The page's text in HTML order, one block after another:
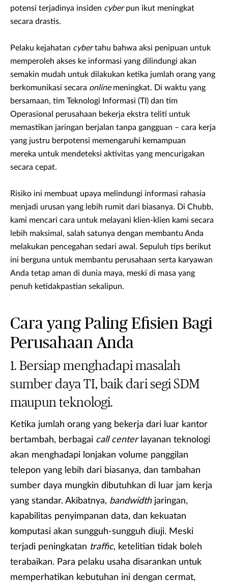
potensi terjadinya insiden cyberpun ikut meningkat
secara drastis.
Pelaku kejahatan cybertahu bahwa aksi penipuan untuk
memperoleh akses ke informasi yang dilindungi akan
semakin mudah untuk dilakukan ketika jumlah orang yang
berkomunikasi secara onlinemeningkat. Di waktu yang
bersamaan, tim Teknologi Informasi (TI) dan tim
Operasional perusahaan bekerja ekstra teliti untuk
memastikan jaringan berjalan tanpa gangguan – cara kerja
yang justru berpotensi memengaruhi kemampuan
mereka untuk mendeteksi aktivitas yang mencurigakan
secara cepat.
Risiko ini membuat upaya melindungi informasi rahasia
menjadi urusan yang lebih rumit dari biasanya. Di Chubb,
kami mencari cara untuk melayani klien-klien kami secara
lebih maksimal, salah satunya dengan membantu Anda
melakukan pencegahan sedari awal. Sepuluh tips berikut
ini berguna untuk membantu perusahaan serta karyawan
Anda tetap aman di dunia maya, meski di masa yang
penuh ketidakpastian sekalipun.
Cara yang Paling Efisien Bagi
Perusahaan Anda
Bersiap menghadapi masalah
sumber daya TI, baik dari segi SDM
maupun teknologi.
Ketika jumlah orang yang bekerja dari luar kantor
bertambah, berbagai call centerlayanan teknologi
akan menghadapi lonjakan volume panggilan
telepon yang lebih dari biasanya, dan tambahan
sumber daya mungkin dibutuhkan di luar jam kerja
yang standar. Akibatnya, bandwidthjaringan,
kapabilitas penyimpanan data, dan kekuatan
komputasi akan sungguh-sungguh diuji. Meski
terjadi peningkatan traffic, ketelitian tidak boleh
terabaikan. Para pelaku usaha disarankan untuk
memperhatikan kebutuhan ini dengan cermat,